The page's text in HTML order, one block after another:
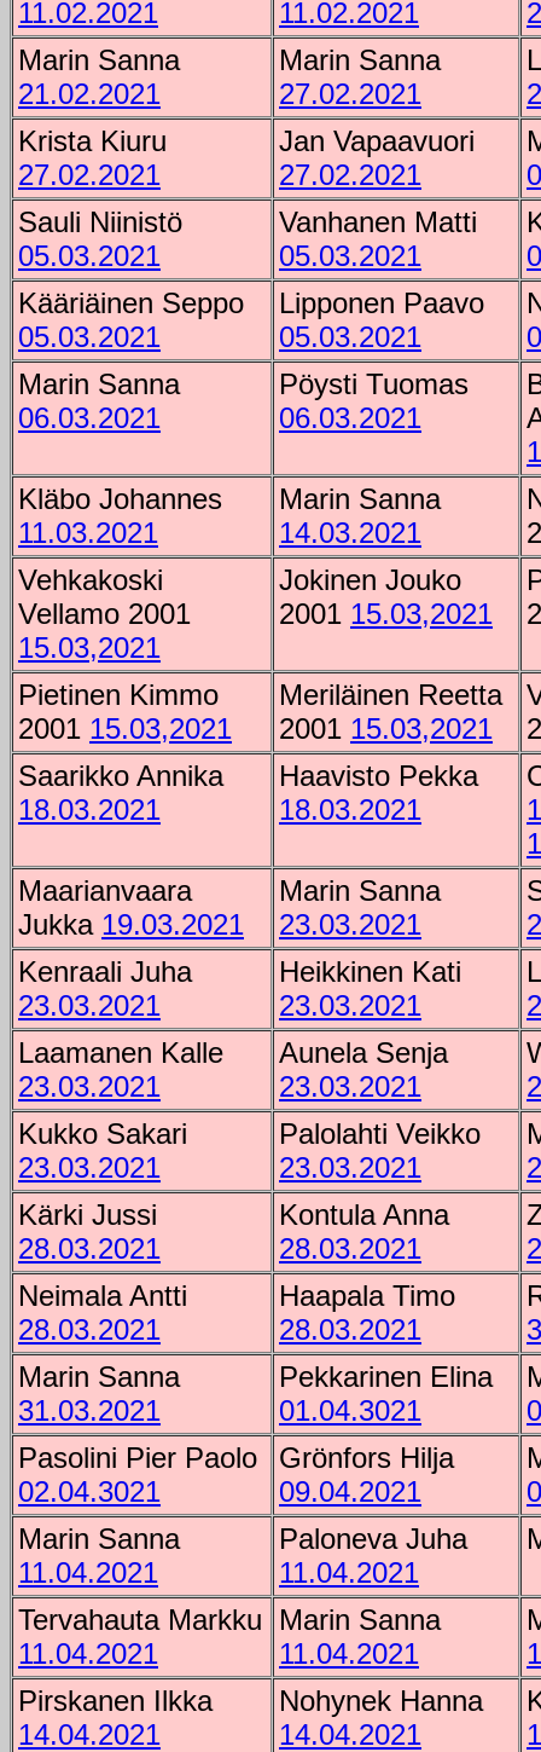
11.02.2021 11.02.2021
Marin Sanna
21.02.2021
Marin Sanna
27.02.2021
Krista Kiuru
27.02.2021
Jan Vapaavuori
27.02.2021
Sauli Niinistö
05.03.2021
Vanhanen Matti
05.03.2021
Kääriäinen Seppo
05.03.2021
Lipponen Paavo
05.03.2021
Marin Sanna
06.03.2021
Pöysti Tuomas
06.03.2021
Kläbo Johannes
11.03.2021
Marin Sanna
14.03.2021
Vehkakoski
Vellamo 2001
15.03,2021
Jokinen Jouko
2001 15.03,2021
Pietinen Kimmo
2001 15.03,2021
Meriläinen Reetta
2001 15.03,2021
Saarikko Annika
18.03.2021
Haavisto Pekka
18.03.2021
Maarianvaara
Jukka 19.03.2021
Marin Sanna
23.03.2021
Kenraali Juha
23.03.2021
Heikkinen Kati
23.03.2021
Laamanen Kalle
23.03.2021
Aunela Senja
23.03.2021
Kukko Sakari
23.03.2021
Palolahti Veikko
23.03.2021
Kärki Jussi
28.03.2021
Kontula Anna
28.03.2021
Neimala Antti
28.03.2021
Haapala Timo
28.03.2021
Marin Sanna
31.03.2021
Pekkarinen Elina
01.04.3021
Pasolini Pier Paolo
02.04.3021
Grönfors Hilja
09.04.2021
Marin Sanna
11.04.2021
Paloneva Juha
11.04.2021
Tervahauta Markku
11.04.2021
Marin Sanna
11.04.2021
Pirskanen Ilkka
14.04.2021
Nohynek Hanna
14.04.2021